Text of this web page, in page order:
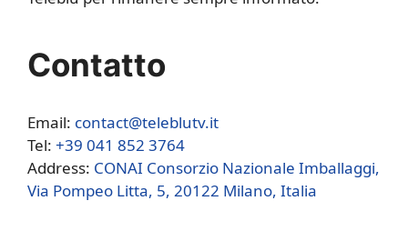
Contatto
Email: contact@teleblutv.it
Tel: +39 041 852 3764
Address: CONAI Consorzio Nazionale Imballaggi,
Via Pompeo Litta, 5, 20122 Milano, Italia